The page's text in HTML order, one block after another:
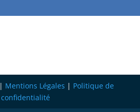
| Mentions Légales | Politique de
confidentialité